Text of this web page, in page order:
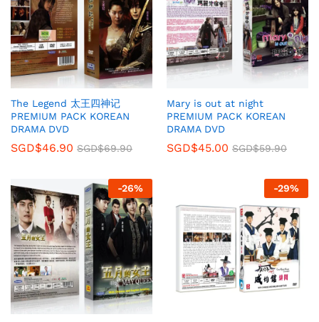
The Legend 太王四神记
PREMIUM PACK KOREAN
DRAMA DVD
SGD$46.90 SGD$69.90
Mary is out at night
PREMIUM PACK KOREAN
DRAMA DVD
SGD$45.00 SGD$59.90
-26% -29%